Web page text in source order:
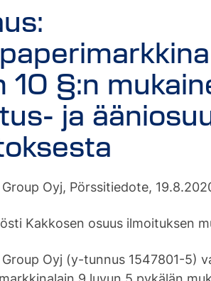
10 §:n
ja
Oyj, Pörssitiedote,
Kakkosen osuus ilmoituksen
Oyj (y-tunnus 1547801-5)